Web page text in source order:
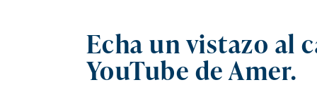
Echa un vistazo al
YouTube de Amer.